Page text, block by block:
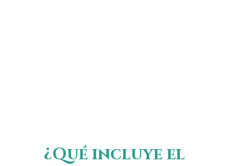
¿Qué incluye el